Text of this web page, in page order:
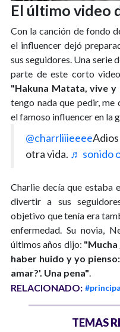
El último video
Con la canción de fondo
el influencer dejó
sus seguidores. Una serie
parte de este corto
"Hakuna Matata, vive y
tengo nada que pedir, me
el famoso influencer en la
@charrliiieeee
otra vida. ♬ sonido
Charlie decía que estaba
divertir a sus
objetivo que tenía era
enfermedad. Su novia,
últimos años dijo: "Mucha
haber huido y yo
amar?'. Una pena".
RELACIONADO:
TEMAS